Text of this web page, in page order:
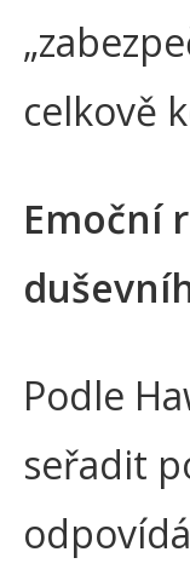
celkově
Emoční
Podle
seřadit